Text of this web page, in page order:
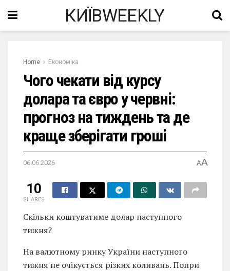
КИЇВWEEKLY
Home Економіка
Чого чекати від курсу
долара та євро у червні:
прогноз на тиждень та де
краще зберігати гроші
06.06.2026 AA
10
SHARES
Скільки коштуватиме долар наступного
тижня?
На валютному ринку України наступного
тижня не очікується різких коливань. Попри